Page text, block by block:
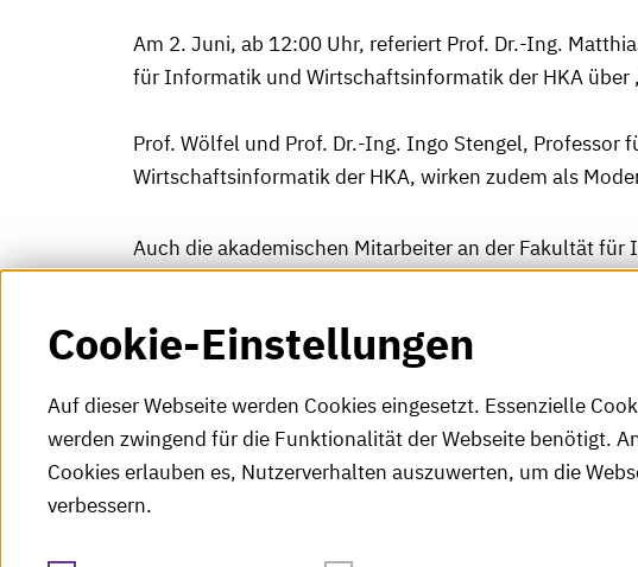
Am 2. Juni, ab 12:00 Uhr, referiert Prof. Dr.-Ing.
für Informatik und Wirtschaftsinformatik der HKA über
Prof. Wölfel und Prof. Dr.-Ing. Ingo Stengel,
Wirtschaftsinformatik der HKA, wirken zudem als
Auch die akademischen Mitarbeiter an der Fakultät
Cookie-Einstellungen
Auf dieser Webseite werden Cookies eingesetzt. Essenzielle
werden zwingend für die Funktionalität der Webseite benötigt.
Cookies erlauben es, Nutzerverhalten auszuwerten, um die
verbessern.